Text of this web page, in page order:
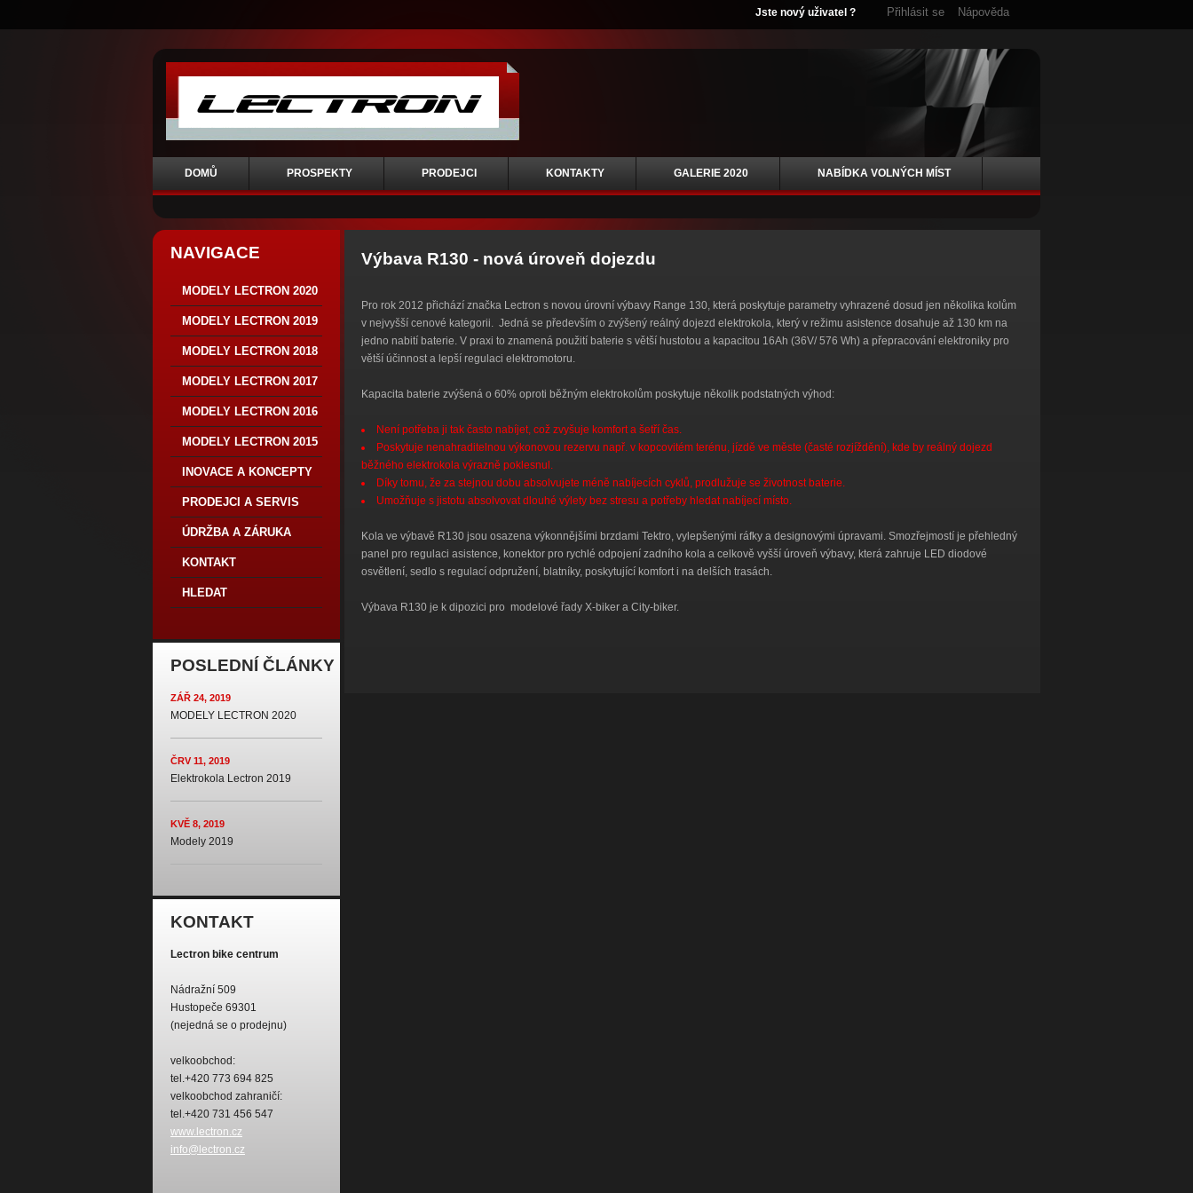
Jste nový uživatel ? Přihlásit se Nápověda
DOMŮ PROSPEKTY PRODEJCI KONTAKTY GALERIE 2020 NABÍDKA VOLNÝCH MÍST
NAVIGACE
MODELY LECTRON 2020
MODELY LECTRON 2019
MODELY LECTRON 2018
MODELY LECTRON 2017
MODELY LECTRON 2016
MODELY LECTRON 2015
INOVACE A KONCEPTY
PRODEJCI A SERVIS
ÚDRŽBA A ZÁRUKA
KONTAKT
HLEDAT
POSLEDNÍ ČLÁNKY
ZÁŘ 24, 2019
MODELY LECTRON 2020
ČRV 11, 2019
Elektrokola Lectron 2019
KVĚ 8, 2019
Modely 2019
KONTAKT
Lectron bike centrum
Nádražní 509
Hustopeče 69301
(nejedná se o prodejnu)
velkoobchod:
tel.+420 773 694 825
velkoobchod zahraničí:
tel.+420 731 456 547
www.lectron.cz
info@lectron.cz
Výbava R130 - nová úroveň dojezdu
Pro rok 2012 přichází značka Lectron s novou úrovní výbavy Range 130, která poskytuje parametry vyhrazené dosud jen několika kolům
v nejvyšší cenové kategorii. Jedná se především o zvýšený reálný dojezd elektrokola, který v režimu asistence dosahuje až 130 km na
jedno nabití baterie. V praxi to znamená použití baterie s větší hustotou a kapacitou 16Ah (36V/ 576 Wh) a přepracování elektroniky pro
větší účinnost a lepší regulaci elektromotoru.
Kapacita baterie zvýšená o 60% oproti běžným elektrokolům poskytuje několik podstatných výhod:
Není potřeba ji tak často nabíjet, což zvyšuje komfort a šetří čas.
Poskytuje nenahraditelnou výkonovou rezervu např. v kopcovitém terénu, jízdě ve měste (časté rozjíždění), kde by reálný dojezd
běžného elektrokola výrazně poklesnul.
Díky tomu, že za stejnou dobu absolvujete méně nabíjecích cyklů, prodlužuje se životnost baterie.
Umožňuje s jistotu absolvovat dlouhé výlety bez stresu a potřeby hledat nabíjecí místo.
Kola ve výbavě R130 jsou osazena výkonnějšími brzdami Tektro, vylepšenými ráfky a designovými úpravami. Smozřejmostí je přehledný
panel pro regulaci asistence, konektor pro rychlé odpojení zadního kola a celkově vyšší úroveň výbavy, která zahruje LED diodové
osvětlení, sedlo s regulací odpružení, blatníky, poskytující komfort i na delších trasách.
Výbava R130 je k dipozici pro modelové řady X-biker a City-biker.